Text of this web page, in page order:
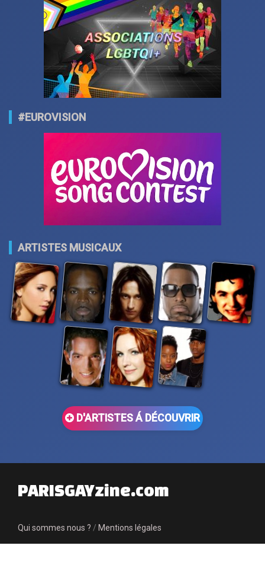
#EUROVISION
ARTISTES MUSICAUX
D'ARTISTES Á DÉCOUVRIR
PARISGAYzine.com
Qui sommes nous ? / Mentions légales